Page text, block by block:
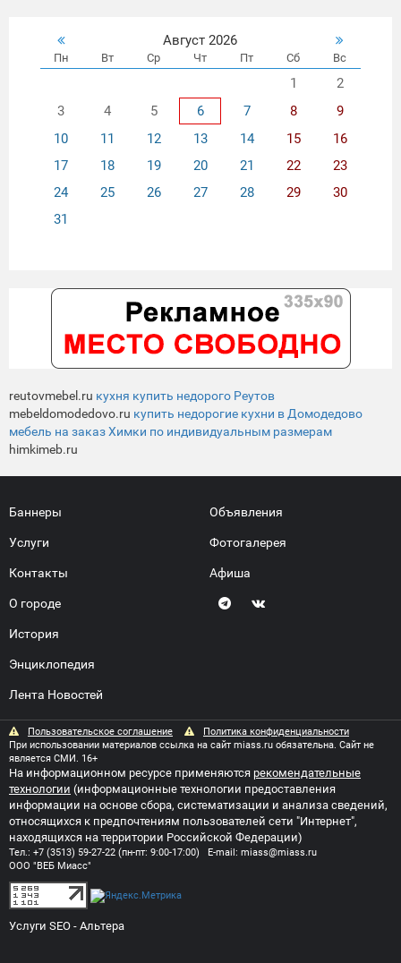
Август 2026
Пн Вт Ср Чт Пт Сб Вс
1
2
3
4 5 6 7 8
9
10
11 12 13 14 15
16
17
18 19 20 21 22
23
24
25 26 27 28 29
30
31
reutovmebel.ru кухня купить недорого Реутов
mebeldomodedovo.ru купить недорогие кухни в Домодедово
мебель на заказ Химки по индивидуальным размерам
himkimeb.ru
Баннеры
Услуги
Контакты
О городе
История
Энциклопедия
Лента Новостей
Объявления
Фотогалерея
Афиша
Пользовательское соглашение
Политика конфиденциальности
При использовании материалов ссылка на сайт miass.ru обязательна. Сайт не
является СМИ. 16+
На информационном ресурсе применяются рекомендательные
технологии (информационные технологии предоставления
информации на основе сбора, систематизации и анализа сведений,
относящихся к предпочтениям пользователей сети "Интернет",
находящихся на территории Российской Федерации)
Тел.: +7 (3513) 59-27-22 (пн-пт: 9:00-17:00) E-mail: miass@miass.ru
ООО "ВЕБ Миасс"
Услуги SEO - Альтера